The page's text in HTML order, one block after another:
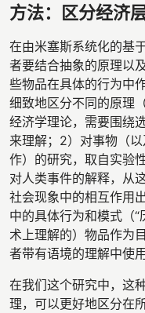
方法：区分经济
在由米塞斯系统化的基
者要结合抽象的原理以
些物品在具体的行为中
细致地区分不同的原理
经济学理论，需要围绕
来理解；2）对事物（
作）的研究，取自实验
对人类事件的解释，从
社会现象中的相互作用
中的具体行为和模式（
术上理解的）物品作为
者带有语境的理解中使用
在我们这个研究中，这
理，可以更好地区分在